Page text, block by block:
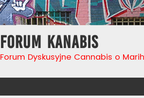
Forum Kanabis
Forum Dyskusyjne Cannabis o